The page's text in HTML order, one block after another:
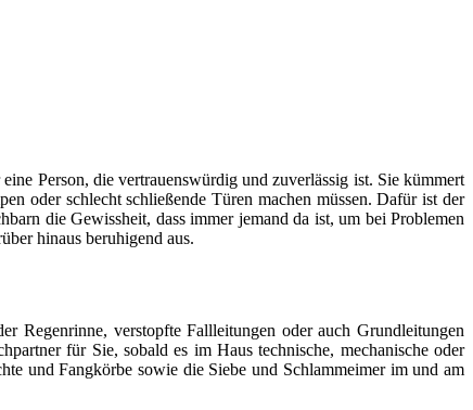
Person, die vertrauenswürdig und zuverlässig ist. Sie kümmert
oder schlecht schließende Türen machen müssen. Dafür ist der
die Gewissheit, dass immer jemand da ist, um bei Problemen
hinaus beruhigend aus.
Regenrinne, verstopfte Fallleitungen oder auch Grundleitungen
für Sie, sobald es im Haus technische, mechanische oder
und Fangkörbe sowie die Siebe und Schlammeimer im und am